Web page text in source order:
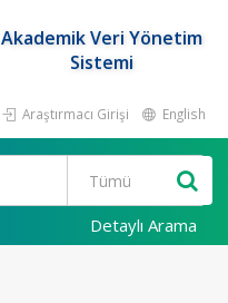
Akademik Veri Yönetim
Sistemi
Araştırmacı Girişi English
Detaylı Arama